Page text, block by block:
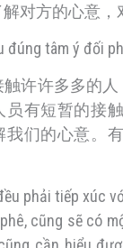
对方的心意，
đúng tâm ý đối
许许多多的
有短暂的接
们的心意。
phải tiếp xúc
cũng sẽ có